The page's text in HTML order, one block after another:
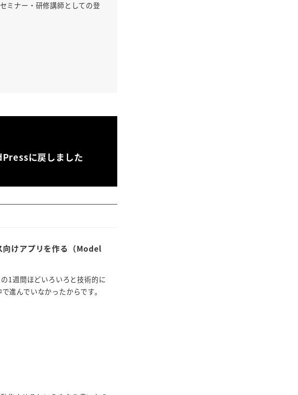
ミナー・研修講師としての登
に戻しました
けアプリを作る（Model
1週間ほどいろいろと技術的に
進んでいなかったからです。